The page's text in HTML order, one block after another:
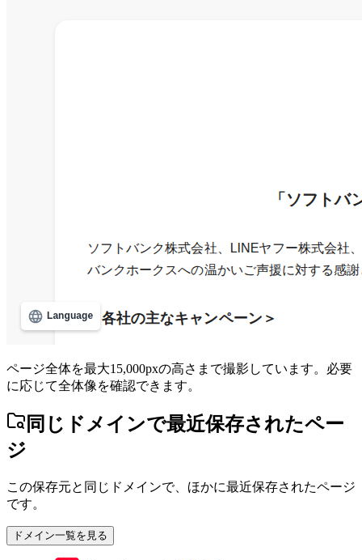
ページ全体を最大15,000pxの高さまで撮影しています。必要
に応じて全体像を確認できます。
同じドメインで最近保存されたペー
ジ
この保存元と同じドメインで、ほかに最近保存されたページ
です。
ドメイン一覧を見る